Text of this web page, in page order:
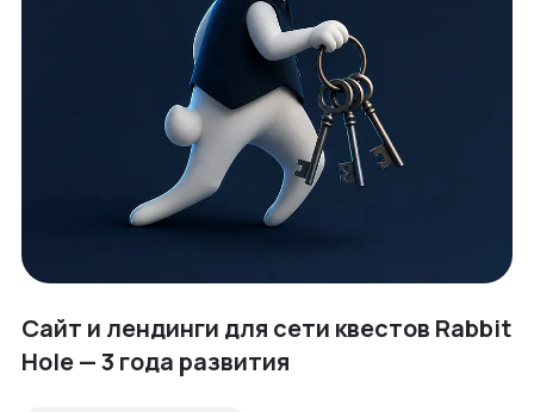
Сайт и лендинги для сети квестов Rabbit
Hole — 3 года развития